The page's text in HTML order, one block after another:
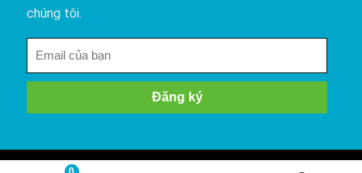
chúng tôi.